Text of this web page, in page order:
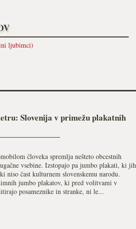
ljubimci)
Slovenija v primežu plakatnih
človeka spremlja nešteto obcestnih
vsebine. Izstopajo pa jumbo plakati, ki jih
niso čast kulturnem slovenskemu narodu.
jumbo plakatov, ki pred volitvami v
posameznike in stranke, ni le...